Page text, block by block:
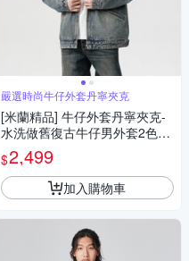
嚴選時尚牛仔外套丹寧夾克
[米蘭精品] 牛仔外套丹寧夾克-
水洗做舊復古牛仔男外套2色74
iz8
$2,499
加入購物車